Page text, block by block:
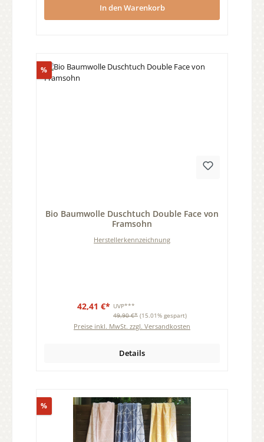
In den Warenkorb
%Rabatt
Bio Baumwolle Duschtuch Double Face von
Framsohn
Herstellerkennzeichnung
42,41 €* UVP***
49,90 €* (15.01% gespart)
Preise inkl. MwSt. zzgl. Versandkosten
Details
%Rabatt